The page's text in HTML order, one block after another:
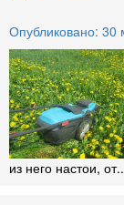
Опубликовано: 30
из него настои,